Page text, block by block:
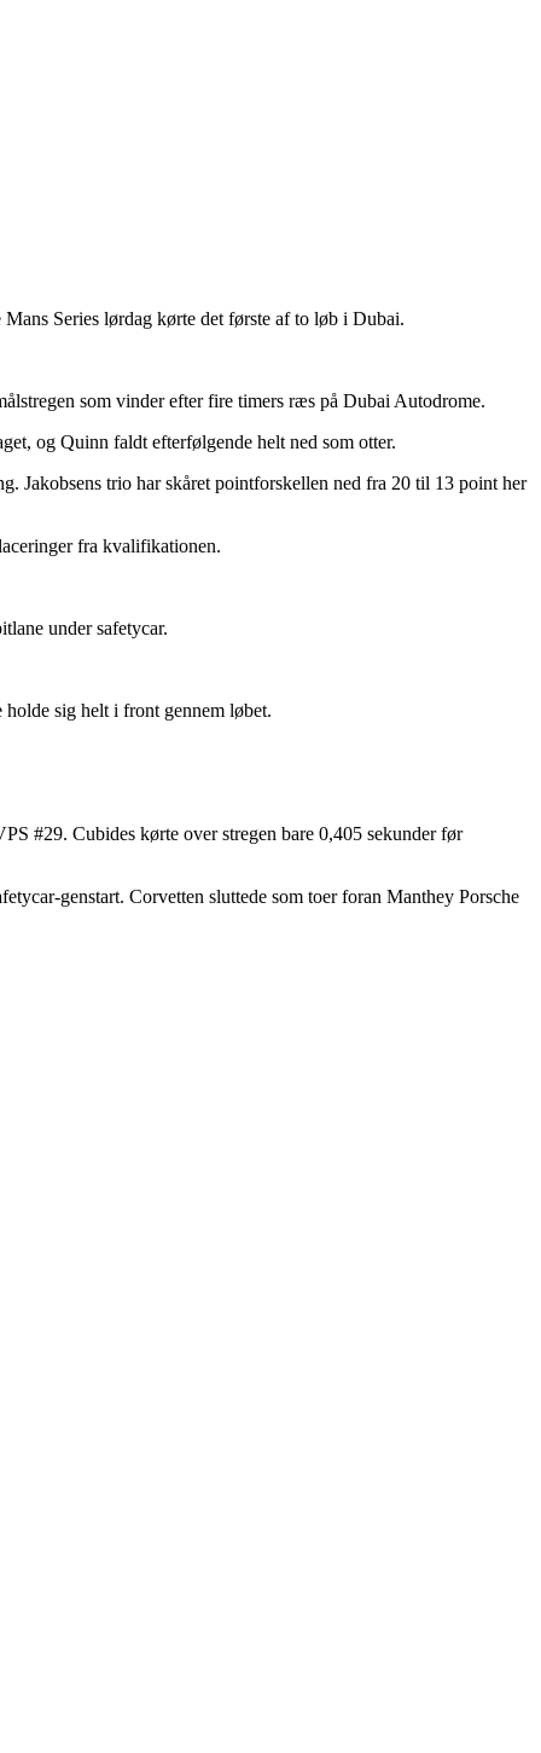
Series lørdag kørte det første af to løb i Dubai.
som vinder efter fire timers ræs på Dubai Autodrome.
og Quinn faldt efterfølgende helt ned som otter.
Jakobsens trio har skåret pointforskellen ned fra 20 til 13 point her
fra kvalifikationen.
under safetycar.
sig helt i front gennem løbet.
#29. Cubides kørte over stregen bare 0,405 sekunder før
genstart. Corvetten sluttede som toer foran Manthey Porsche